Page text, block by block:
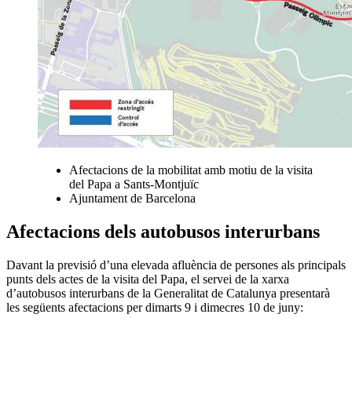
Afectacions de la mobilitat amb motiu de la visita
del Papa a Sants-Montjuïc
Ajuntament de Barcelona
Afectacions dels autobusos interurbans
Davant la previsió d’una elevada afluència de persones als principals
punts dels actes de la visita del Papa, el servei de la xarxa
d’autobusos interurbans de la Generalitat de Catalunya presentarà
les següents afectacions per dimarts 9 i dimecres 10 de juny :